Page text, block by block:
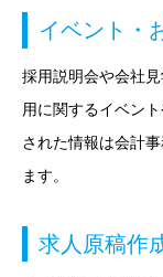
イベント・
採用説明会や会社
用に関するイベン
された情報は会計
ます。
求人原稿作